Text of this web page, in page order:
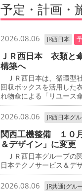
予定・計画・
2026.08.06 JR西日本
ＪＲ西日本 衣類と
構築へ
ＪＲ西日本は、循環型
回収ボックスを活用した
れ物傘による「リユース
2026.08.06 JR西日本グ
関西工機整備 １０
＆デザイン」に変更
ＪＲ西日本グループの
日本テクノサービス＆デ
2026.08.06 JR共通(グル